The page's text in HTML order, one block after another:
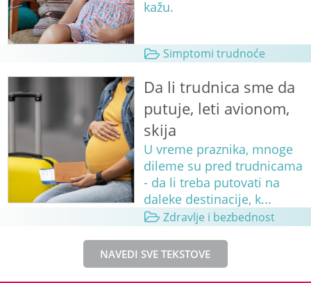
kažu.
Simptomi trudnoće
Da li trudnica sme da
putuje, leti avionom,
skija
U vreme praznika, mnoge
dileme su pred trudnicama
- da li treba putovati na
daleke destinacije, k...
Zdravlje i bezbednost
NAVEDI SVE TEKSTOVE